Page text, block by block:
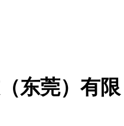
东莞）有限